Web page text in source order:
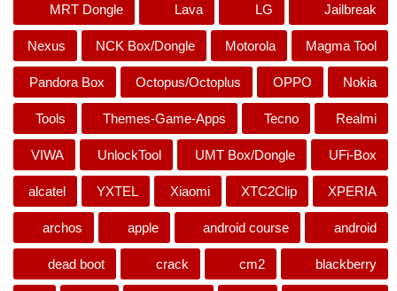
Jailbreak
LG
Lava
MRT Dongle
Magma Tool
Motorola
NCK Box/Dongle
Nexus
Nokia
OPPO
Octopus/Octoplus
Pandora Box
Realmi
Tecno
Themes-Game-Apps
Tools
UFi-Box
UMT Box/Dongle
UnlockTool
VIWA
XPERIA
XTC2Clip
Xiaomi
YXTEL
alcatel
android
android course
apple
archos
blackberry
cm2
crack
dead boot